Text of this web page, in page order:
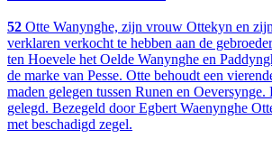
52 Otte Wanynghe, zijn vrouw Ottekyn en
verklaren verkocht te hebben aan de
ten Hoevele het Oelde Wanynghe en
de marke van Pesse. Otte behoudt een
maden gelegen tussen Runen en
gelegd. Bezegeld door Egbert Waenynghe
met beschadigd zegel.